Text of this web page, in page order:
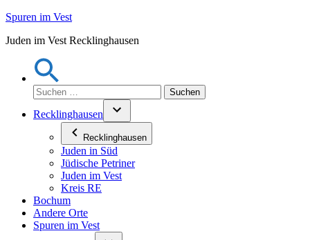
Zum
springen
Spuren im Vest
Juden im Vest Recklinghausen
Suchen
nach:
Recklinghausen
Recklinghausen
Juden in Süd
Jüdische Petriner
Juden im Vest
Kreis RE
Bochum
Andere Orte
Spuren im Vest